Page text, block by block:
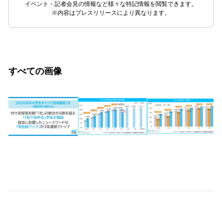
イベント・記者会見の情報など様々な特記情報を閲覧できます。
※内容はプレスリリースにより異なります。
すべての画像